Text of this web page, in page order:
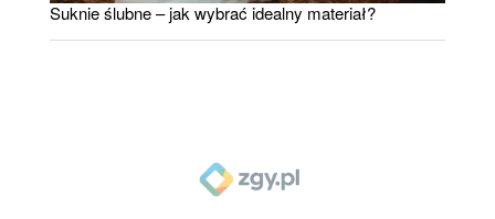
Suknie ślubne – jak wybrać idealny materiał?